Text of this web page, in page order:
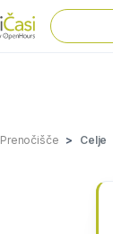
Prenočišče Celje